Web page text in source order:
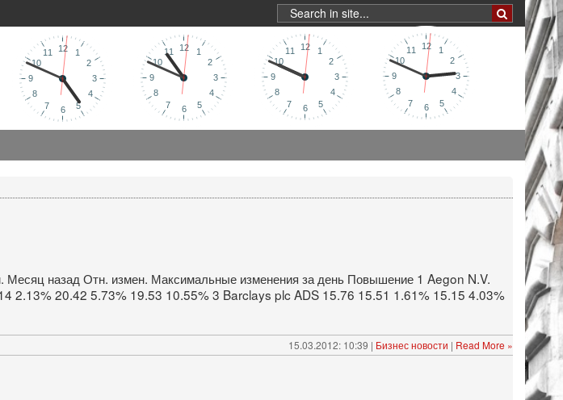
назад Отн. измен. Максимальные изменения за день Повышение 1 Aegon N.V.
2.13% 20.42 5.73% 19.53 10.55% 3 Barclays plc ADS 15.76 15.51 1.61% 15.15 4.03%
15.03.2012: 10:39 | Бизнес новости | Read More »